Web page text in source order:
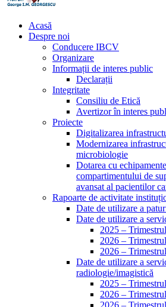
Acasă
Despre noi
Conducere IBCV
Organizare
Informații de interes public
Declarații
Integritate
Consiliu de Etică
Avertizor în interes
Proiecte
Digitalizarea
Modernizarea
microbiologie
Dotarea cu
compartimentului de
avansat al pacientilor
Rapoarte de activitate
Date de utilizare a
Date de utilizare a
2025 –
2026 –
2026 –
Date de utilizare a
radiologie/imagistică
2025 –
2026 –
2026 –